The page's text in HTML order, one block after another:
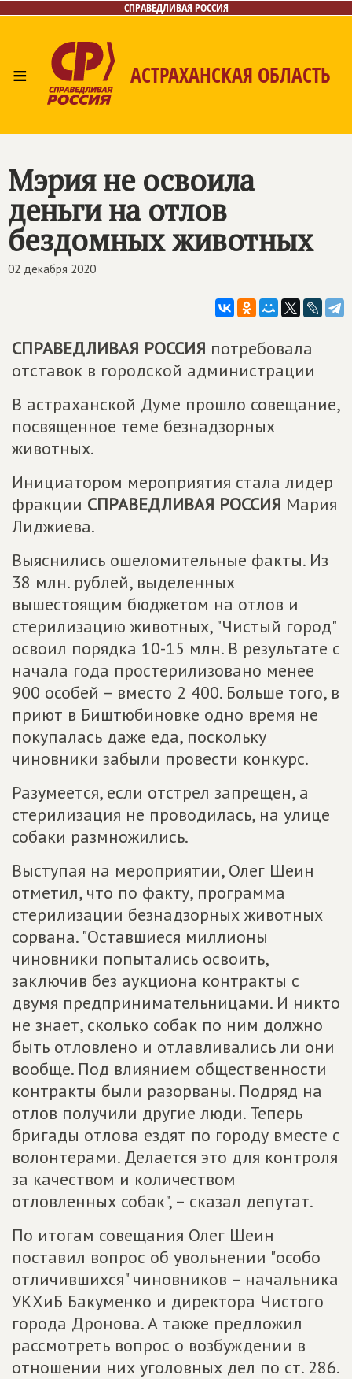
СПРАВЕДЛИВАЯ РОССИЯ
≡ АСТРАХАНСКАЯ ОБЛАСТЬ
Мэрия не освоила
деньги на отлов
бездомных животных
02 декабря 2020
СПРАВЕДЛИВАЯ РОССИЯ потребовала
отставок в городской администрации
В астраханской Думе прошло совещание,
посвященное теме безнадзорных
животных.
Инициатором мероприятия стала лидер
фракции СПРАВЕДЛИВАЯ РОССИЯ Мария
Лиджиева.
Выяснились ошеломительные факты. Из
38 млн. рублей, выделенных
вышестоящим бюджетом на отлов и
стерилизацию животных, "Чистый город"
освоил порядка 10-15 млн. В результате с
начала года простерилизовано менее
900 особей – вместо 2 400. Больше того, в
приют в Биштюбиновке одно время не
покупалась даже еда, поскольку
чиновники забыли провести конкурс.
Разумеется, если отстрел запрещен, а
стерилизация не проводилась, на улице
собаки размножились.
Выступая на мероприятии, Олег Шеин
отметил, что по факту, программа
стерилизации безнадзорных животных
сорвана. "Оставшиеся миллионы
чиновники попытались освоить,
заключив без аукциона контракты с
двумя предпринимательницами. И никто
не знает, сколько собак по ним должно
быть отловлено и отлавливались ли они
вообще. Под влиянием общественности
контракты были разорваны. Подряд на
отлов получили другие люди. Теперь
бригады отлова ездят по городу вместе с
волонтерами. Делается это для контроля
за качеством и количеством
отловленных собак", – сказал депутат.
По итогам совещания Олег Шеин
поставил вопрос об увольнении "особо
отличившихся" чиновников – начальника
УКХиБ Бакуменко и директора Чистого
города Дронова. А также предложил
рассмотреть вопрос о возбуждении в
отношении них уголовных дел по ст. 286.